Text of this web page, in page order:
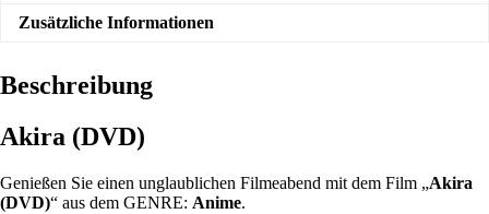
Zusätzliche Informationen
Beschreibung
Akira (DVD)
Genießen Sie einen unglaublichen Filmeabend mit dem Film „Akira
(DVD)“ aus dem GENRE: Anime.